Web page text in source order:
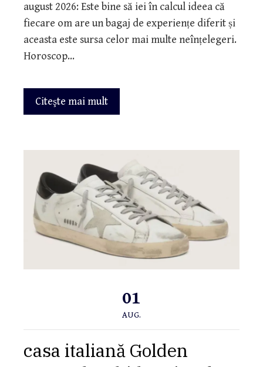
august 2026: Este bine să iei în calcul ideea că
fiecare om are un bagaj de experiențe diferit și
aceasta este sursa celor mai multe neînțelegeri.
Horoscop…
Citeşte mai mult
01
AUG.
casa italiană Golden